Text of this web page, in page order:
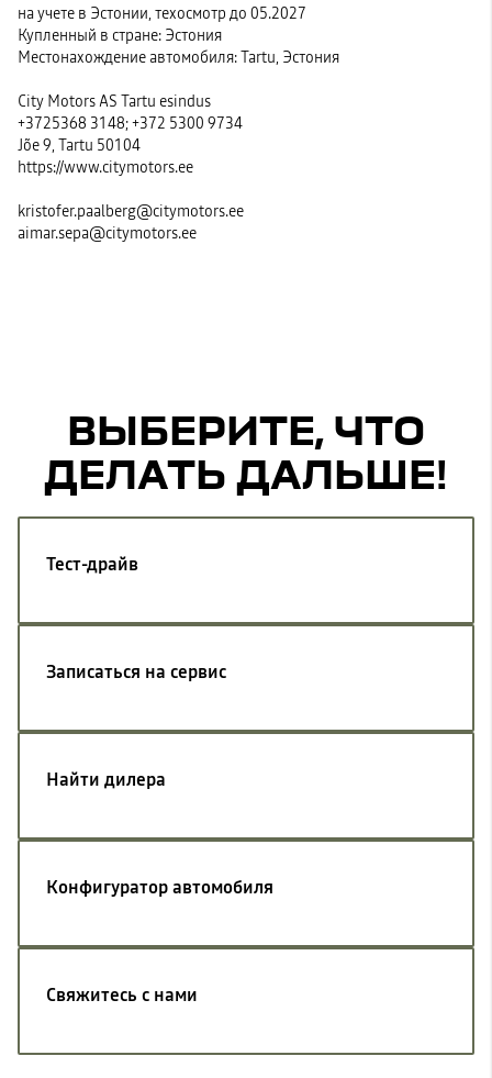
на учете в Эстонии, техосмотр до 05.2027
Купленный в стране: Эстония
Местонахождение автомобиля: Tartu, Эстония
City Motors AS Tartu esindus
+3725368 3148; +372 5300 9734
Jõe 9, Tartu 50104
https://www.citymotors.ee
kristofer.paalberg@citymotors.ee
aimar.sepa@citymotors.ee
ВЫБЕРИТЕ, ЧТО
ДЕЛАТЬ ДАЛЬШЕ!
Тест-драйв
Записаться на сервис
Найти дилера
Конфигуратор автомобиля
Свяжитесь с нами